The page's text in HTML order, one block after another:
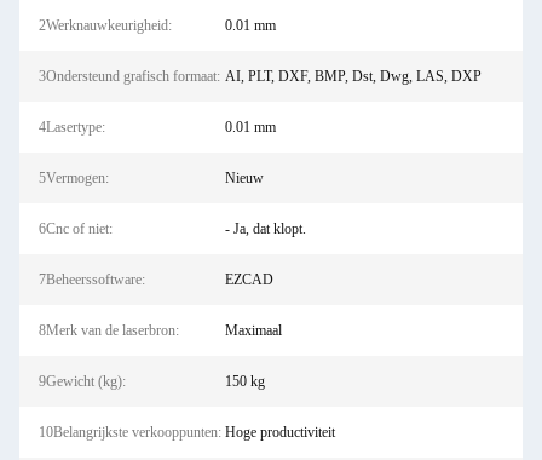
2Werknauwkeurigheid: 0.01 mm
3Ondersteund grafisch formaat: AI, PLT, DXF, BMP, Dst, Dwg, LAS, DXP
4Lasertype: 0.01 mm
5Vermogen: Nieuw
6Cnc of niet: - Ja, dat klopt.
7Beheerssoftware: EZCAD
8Merk van de laserbron: Maximaal
9Gewicht (kg): 150 kg
10Belangrijkste verkooppunten: Hoge productiviteit